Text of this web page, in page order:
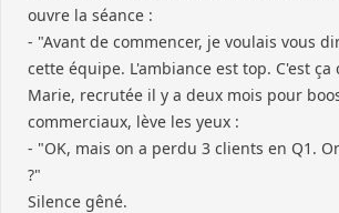
ouvre la séance :
- "Avant de commencer, je voulais vous
cette équipe. L'ambiance est top. C'est
Marie, recrutée il y a deux mois pour
commerciaux, lève les yeux :
- "OK, mais on a perdu 3 clients en Q1.
?"
Silence gêné.